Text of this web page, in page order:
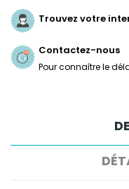
Trouvez votre
Contactez-nous
Pour connaître le